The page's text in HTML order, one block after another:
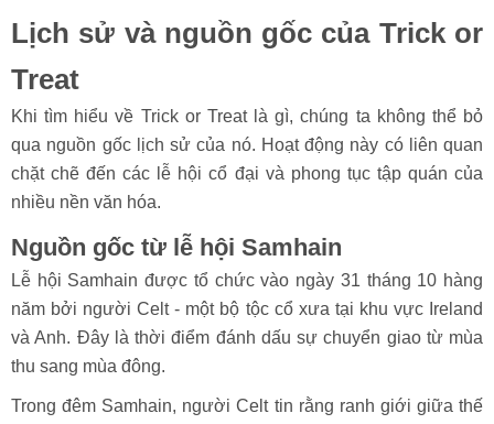
Lịch sử và nguồn gốc của Trick or
Treat
Khi tìm hiểu về Trick or Treat là gì, chúng ta không thể bỏ
qua nguồn gốc lịch sử của nó. Hoạt động này có liên quan
chặt chẽ đến các lễ hội cổ đại và phong tục tập quán của
nhiều nền văn hóa.
Nguồn gốc từ lễ hội Samhain
Lễ hội Samhain được tổ chức vào ngày 31 tháng 10 hàng
năm bởi người Celt - một bộ tộc cổ xưa tại khu vực Ireland
và Anh. Đây là thời điểm đánh dấu sự chuyển giao từ mùa
thu sang mùa đông.
Trong đêm Samhain, người Celt tin rằng ranh giới giữa thế